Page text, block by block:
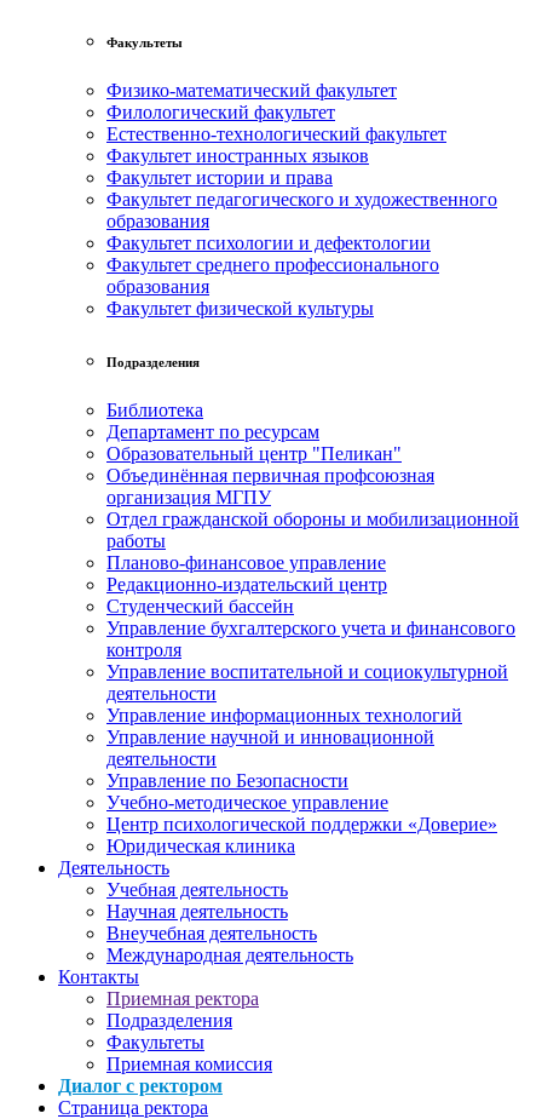
Факультеты
Физико-математический факультет
Филологический факультет
Естественно-технологический факультет
Факультет иностранных языков
Факультет истории и права
Факультет педагогического и художественного
образования
Факультет психологии и дефектологии
Факультет среднего профессионального
образования
Факультет физической культуры
Подразделения
Библиотека
Департамент по ресурсам
Образовательный центр "Пеликан"
Объединённая первичная профсоюзная
организация МГПУ
Отдел гражданской обороны и мобилизационной
работы
Планово-финансовое управление
Редакционно-издательский центр
Студенческий бассейн
Управление бухгалтерского учета и финансового
контроля
Управление воспитательной и социокультурной
деятельности
Управление информационных технологий
Управление научной и инновационной
деятельности
Управление по Безопасности
Учебно-методическое управление
Центр психологической поддержки «Доверие»
Юридическая клиника
Деятельность
Учебная деятельность
Научная деятельность
Внеучебная деятельность
Международная деятельность
Контакты
Приемная ректора
Подразделения
Факультеты
Приемная комиссия
Диалог с ректором
Страница ректора